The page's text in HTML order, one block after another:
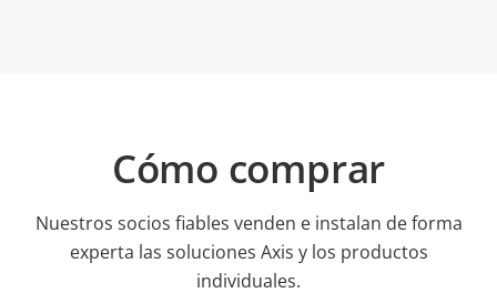
Cómo comprar
Nuestros socios fiables venden e instalan de forma
experta las soluciones Axis y los productos
individuales.